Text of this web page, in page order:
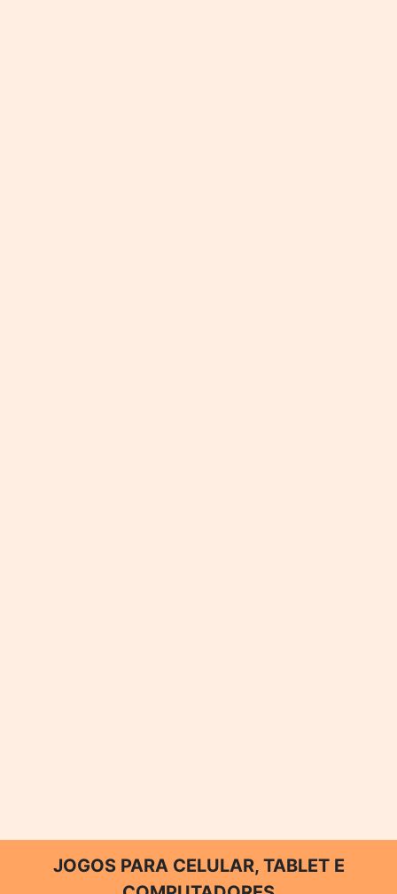
JOGOS PARA CELULAR, TABLET E